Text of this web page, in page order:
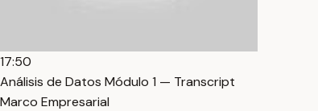
17:50
Análisis de Datos Módulo 1 — Transcript
Marco Empresarial